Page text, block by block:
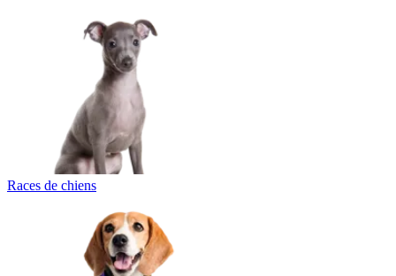
Races de chiens